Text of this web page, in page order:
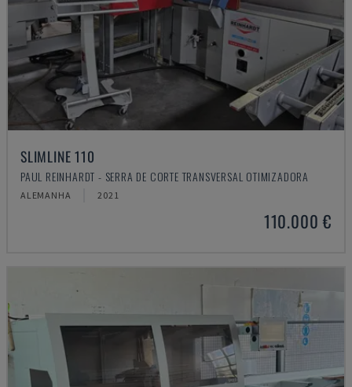
SLIMLINE 110
PAUL REINHARDT - SERRA DE CORTE TRANSVERSAL OTIMIZADORA
ALEMANHA 2021
110.000 €